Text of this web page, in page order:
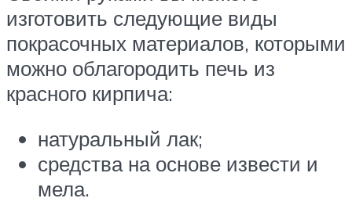
изготовить следующие виды
покрасочных материалов, которыми
можно облагородить печь из
красного кирпича:
натуральный лак;
средства на основе извести и
мела.